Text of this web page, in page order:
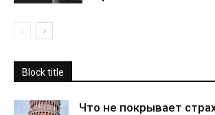
Block title
Что не покрывает